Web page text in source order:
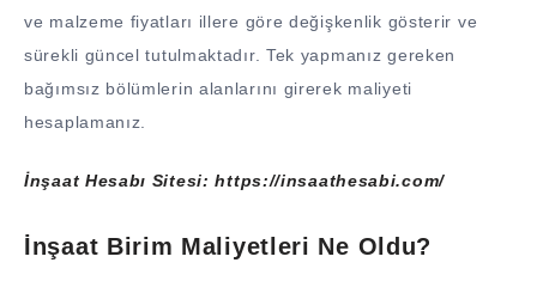
ve malzeme fiyatları illere göre değişkenlik gösterir ve
sürekli güncel tutulmaktadır. Tek yapmanız gereken
bağımsız bölümlerin alanlarını girerek maliyeti
hesaplamanız.
İnşaat Hesabı Sitesi:https://insaathesabi.com/
İnşaat Birim Maliyetleri Ne Oldu?